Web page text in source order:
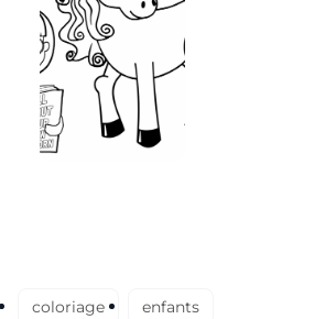
coloriage enfants